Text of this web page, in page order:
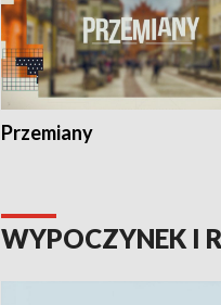
Przemiany
WYPOCZYNEK I